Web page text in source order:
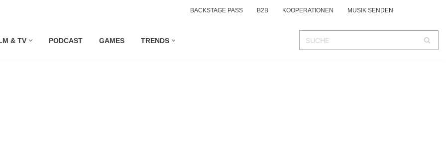
BACKSTAGE PASS B2B KOOPERATIONEN MUSIK SENDEN
& TV PODCAST GAMES TRENDS